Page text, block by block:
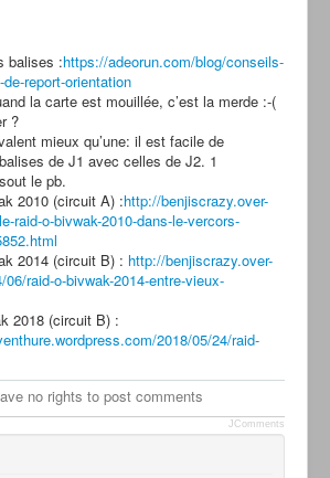
balises :https://adeorun.com/blog/conseils-
report-orientation
la carte est mouillée, c’est la merde :-(
?
mieux qu’une: il est facile de
de J1 avec celles de J2. 1
le pb.
2010 (circuit A) :http://benjiscrazy.over-
raid-o-bivwak-2010-dans-le-vercors-
2014 (circuit B) : http://benjiscrazy.over-
raid-o-bivwak-2014-entre-vieux-
2018 (circuit B) :
2018/05/24/raid-
no rights to post comments
JComments